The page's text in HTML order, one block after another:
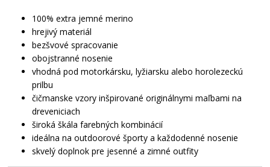
100% extra jemné merino
hrejivý materiál
bezšvové spracovanie
obojstranné nosenie
vhodná pod motorkársku, lyžiarsku alebo horolezeckú
prilbu
čičmanske vzory inšpirované originálnymi maľbami na
dreveniciach
široká škála farebných kombinácií
ideálna na outdoorové športy a každodenné nosenie
skvelý doplnok pre jesenné a zimné outfity